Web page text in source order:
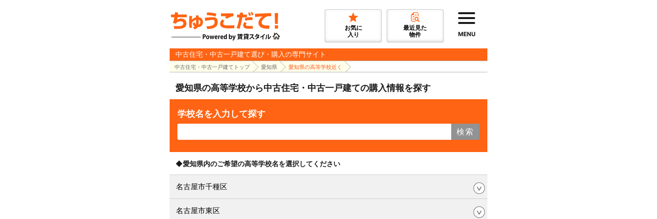
お気に
入り
最近見た
物件
MENU
中古住宅・中古一戸建て選び・購入の専門サイト
中古住宅・中古一戸建てトップ 愛知県 愛知県の高等学校近く
愛知県の高等学校から中古住宅・中古一戸建ての購入情報を探す
学校名を入力して探す
検索
◆愛知県内のご希望の高等学校名を選択してください
名古屋市千種区
名古屋市東区